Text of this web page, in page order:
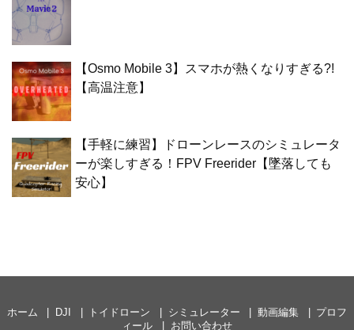
【Osmo Mobile 3】スマホが熱くなりすぎる?!
【高温注意】
【手軽に練習】ドローンレースのシミュレータ
ーが楽しすぎる！FPV Freerider【墜落しても
安心】
ホーム DJI トイドローン シミュレーター 動画編集
プロフ
ィール
お問い合わせ